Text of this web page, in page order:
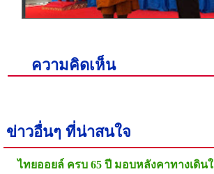
ความคิดเห็น
ข่าวอื่นๆ ที่น่าสนใจ
ไทยออยล์ ครบ 65 ปี มอบหลังคาทางเดิน